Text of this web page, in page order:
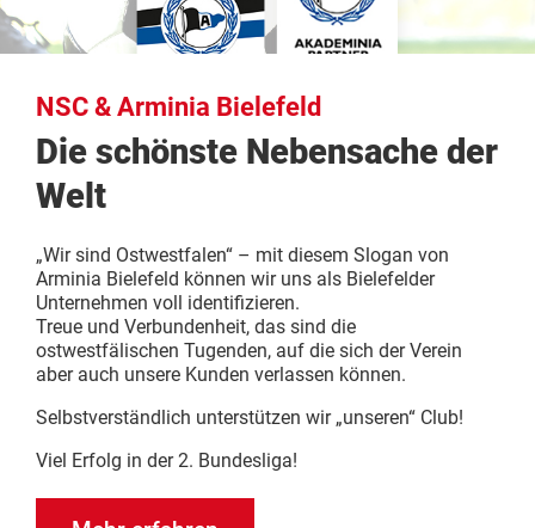
NSC & Arminia Bielefeld
Die schönste Nebensache der
Welt
„Wir sind Ostwestfalen“ – mit diesem Slogan von
Arminia Bielefeld können wir uns als Bielefelder
Unternehmen voll identifizieren.
Treue und Verbundenheit, das sind die
ostwestfälischen Tugenden, auf die sich der Verein
aber auch unsere Kunden verlassen können.
Selbstverständlich unterstützen wir „unseren“ Club!
Viel Erfolg in der 2. Bundesliga!